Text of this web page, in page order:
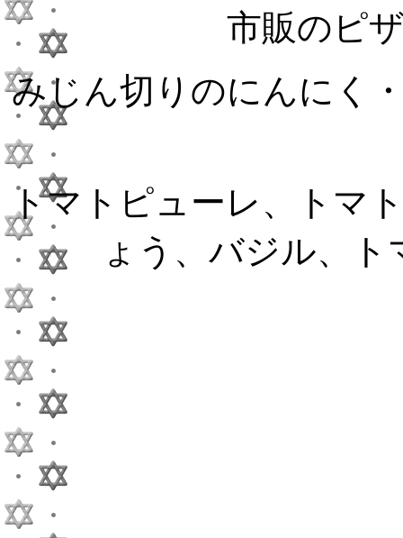
市販のピ
みじん切りのにんにく
トマトピューレ、トマ
ょう、バジル、